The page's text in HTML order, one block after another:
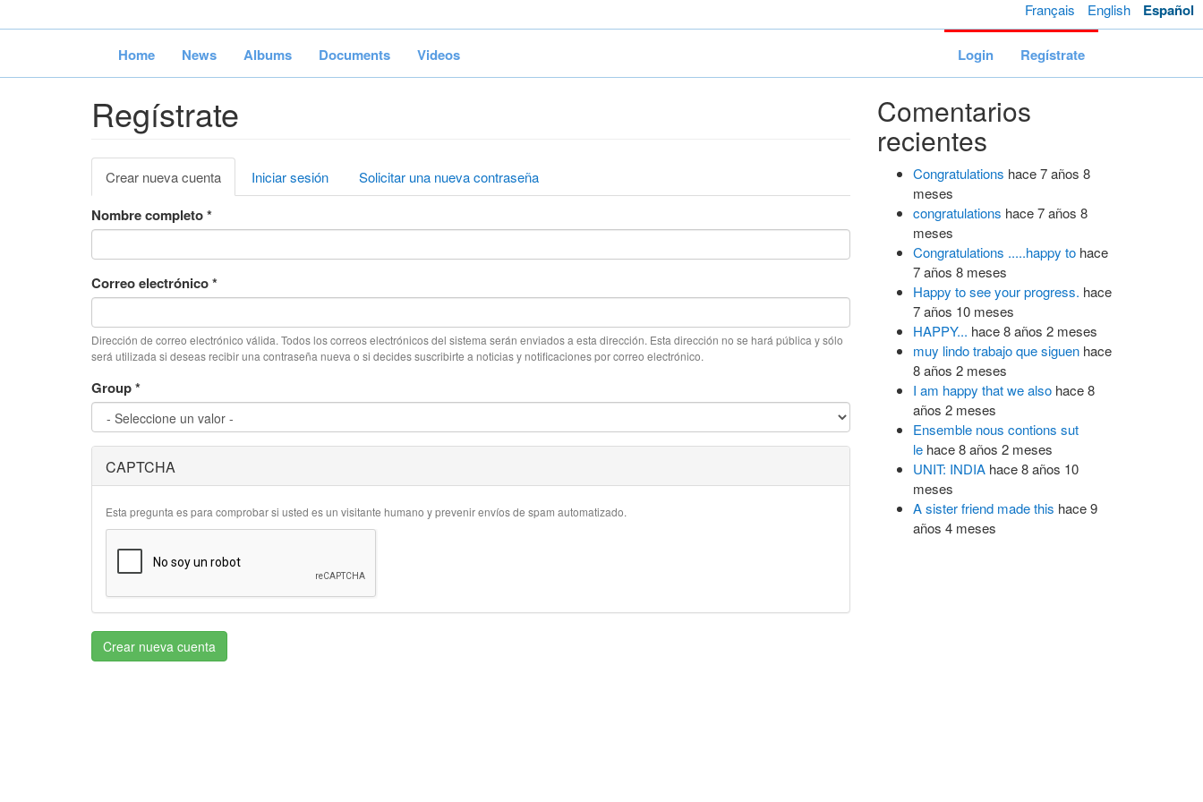
al
Français English Español
Home News Albums Documents Videos Login Regístrate
Regístrate
Solapas
principales
Crear nueva cuenta (solapa
activa)
Iniciar sesión Solicitar una nueva contraseña
Nombre completo*
Correo electrónico*
Dirección de correo electrónico válida. Todos los correos electrónicos del sistema serán enviados a esta dirección. Esta dirección no se hará pública y sólo
será utilizada si deseas recibir una contraseña nueva o si decides suscribirte a noticias y notificaciones por correo electrónico.
Group*
CAPTCHA
Esta pregunta es para comprobar si usted es un visitante humano y prevenir envíos de spam automatizado.
Crear nueva cuenta
Comentarios
recientes
Congratulations hace 7 años 8
meses
congratulations hace 7 años 8
meses
Congratulations .....happy to hace
7 años 8 meses
Happy to see your progress. hace
7 años 10 meses
HAPPY... hace 8 años 2 meses
muy lindo trabajo que siguen hace
8 años 2 meses
I am happy that we also hace 8
años 2 meses
Ensemble nous contions sut
le hace 8 años 2 meses
UNIT: INDIA hace 8 años 10
meses
A sister friend made this hace 9
años 4 meses